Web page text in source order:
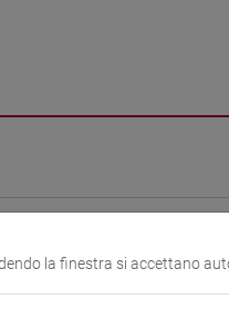
la finestra si accettano